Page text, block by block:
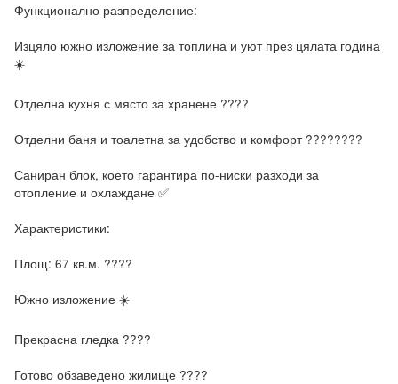
Функционално разпределение:
Изцяло южно изложение за топлина и уют през цялата година
☀️
Отделна кухня с място за хранене ????️
Отделни баня и тоалетна за удобство и комфорт ????????
Саниран блок, което гарантира по-ниски разходи за
отопление и охлаждане ✅
Характеристики:
Площ: 67 кв.м. ????
Южно изложение ☀️
Прекрасна гледка ????
Готово обзаведено жилище ????️